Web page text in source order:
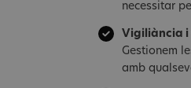
necessitar
Vigiliància i
Gestionem
amb